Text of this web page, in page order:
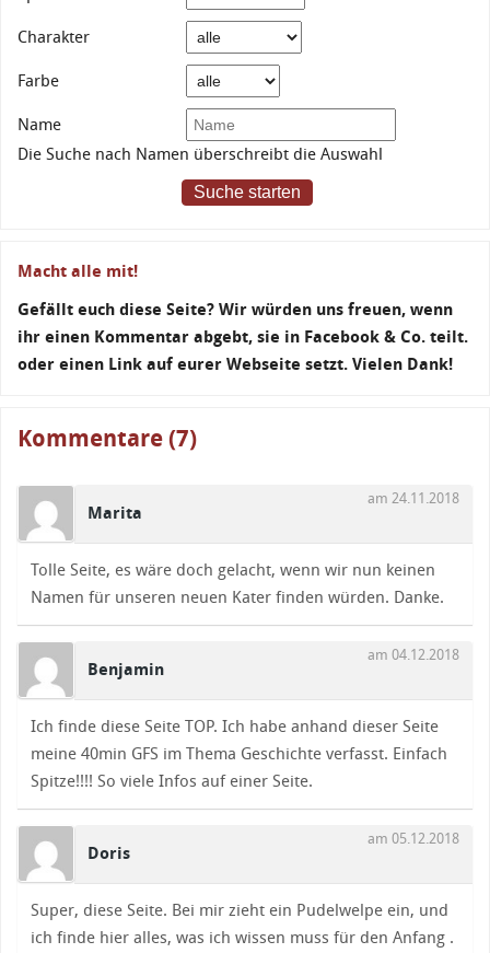
Charakter
Farbe
Name
Die Suche nach Namen überschreibt die Auswahl
Suche starten
Macht alle mit!
Gefällt euch diese Seite? Wir würden uns freuen, wenn
ihr einen Kommentar abgebt, sie in Facebook & Co. teilt.
oder einen Link auf eurer Webseite setzt. Vielen Dank!
Kommentare (7)
Marita
am 24.11.2018
Tolle Seite, es wäre doch gelacht, wenn wir nun keinen
Namen für unseren neuen Kater finden würden. Danke.
Benjamin
am 04.12.2018
Ich finde diese Seite TOP. Ich habe anhand dieser Seite
meine 40min GFS im Thema Geschichte verfasst. Einfach
Spitze!!!! So viele Infos auf einer Seite.
Doris
am 05.12.2018
Super, diese Seite. Bei mir zieht ein Pudelwelpe ein, und
ich finde hier alles, was ich wissen muss für den Anfang .